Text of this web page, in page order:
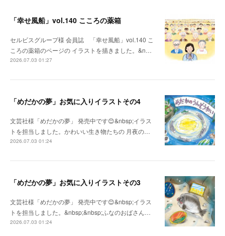
「幸せ風船」vol.140 こころの薬箱
セルビスグループ様 会員誌 「幸せ風船」vol.140 こ
ころの薬箱のページの イラストを描きました。&n…
2026.07.03 01:27
「めだかの夢」お気に入りイラストその4
文芸社様「めだかの夢」 発売中です😊&nbsp;イラス
トを担当しました。かわいい生き物たちの 月夜の…
2026.07.03 01:24
「めだかの夢」お気に入りイラストその3
文芸社様「めだかの夢」 発売中です😊&nbsp;イラス
トを担当しました。&nbsp;&nbsp;ふなのおばさん…
2026.07.03 01:24